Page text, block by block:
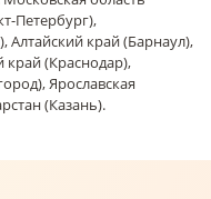
Петербург),
Алтайский край (Барнаул),
край (Краснодар),
Ярославская
(Казань).